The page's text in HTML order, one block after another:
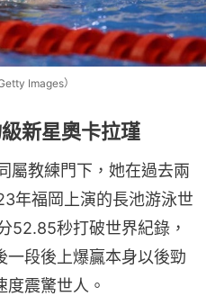
Images）
新星奧卡拉瑾
屬教練門下，她在過去兩
年福岡上演的長池游泳世
52.85秒打破世界紀錄，
一段後上爆贏本身以後勁
度震驚世人。